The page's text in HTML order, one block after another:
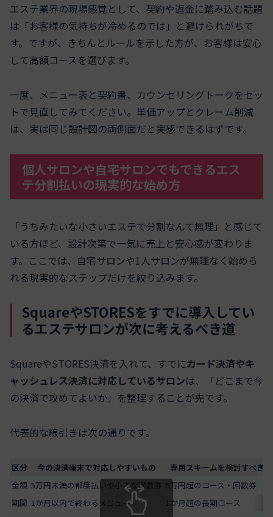
エステ業界の現場感覚として、契約や返金に踏み込む話題
は「お客様の気持ちが冷めるのでは」と避けられがちで
す。ですが、きちんとルールを示した方が、お客様は安心
して高額コースを選びます。
一度、メニュー表と契約書、カウンセリングトークをセッ
トで見直してみてください。単価アップとクレーム削減
は、実は同じ設計図の両側面だと実感できるはずです。
個人サロンや自宅サロンでもできるエス
テ分割払いの現実的な始め方
「うちみたいな小さいエステで分割なんて無理」と感じて
いる方ほど、設計次第で一気に売上と安心感が変わりま
す。ここでは、自宅サロンや1人サロンが無理なく始めら
れる現実的なステップだけを絞り込みます。
SquareやSTORESをすでに導入してい
るエステサロンが次に考えるべき道
SquareやSTORES決済を入れて、すでにカード決済やキ
ャッシュレス決済に対応しているサロンは、「どこまで今
の決済で攻めてよいか」を整理することが先です。
代表的な線引きは次の通りです。
区分 今の決済端末で対応しやすいもの
専用スキームを検討すべき
金額 5万円未満の都度払いや小さな回数券 5万円超のコース・回数券
期間 1か月以内で終わるメニュー
1か月超の長期コース